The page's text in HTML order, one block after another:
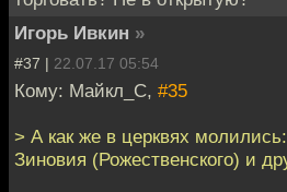
Игорь Ивкин »
#37 | 22.07.17 05:54
Кому: Майкл_С, #35
> А как же в церквях
Зиновия (Рожественского) и